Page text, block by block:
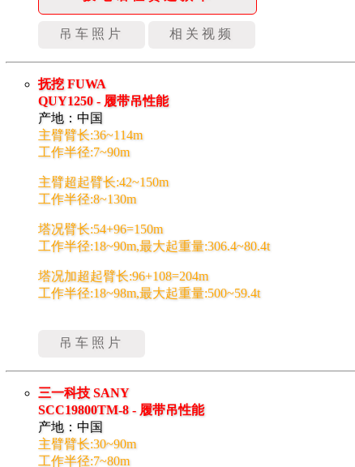
吊车照片 相关视频
抚挖 FUWA
QUY1250 - 履带吊性能
产地：中国
主臂臂长:36~114m
工作半径:7~90m
主臂超起臂长:42~150m
工作半径:8~130m
塔况臂长:54+96=150m
工作半径:18~90m,最大起重量:306.4~80.4t
塔况加超起臂长:96+108=204m
工作半径:18~98m,最大起重量:500~59.4t
吊车照片
三一科技 SANY
SCC19800TM-8 - 履带吊性能
产地：中国
主臂臂长:30~90m
工作半径:7~80m